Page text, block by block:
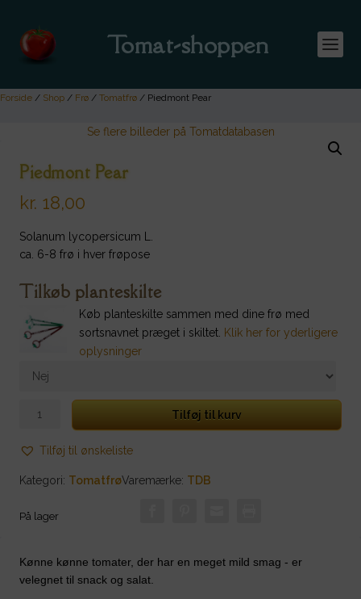
Tomat-shoppen
Forside / Shop / Frø / Tomatfrø / Piedmont Pear
Se flere billeder på Tomatdatabasen
Piedmont Pear
kr. 18,00
Solanum lycopersicum L.
ca. 6-8 frø i hver frøpose
Tilkøb planteskilte
Køb planteskilte sammen med dine frø med
sortsnavnet præget i skiltet. Klik her for yderligere
oplysninger
antal
Tilføj til kurv
Tilføj til ønskeliste
Kategori: TomatfrøVaremærke: TDB
På lager
Kønne kønne tomater, der har en meget mild smag - er
velegnet til snack og salat.